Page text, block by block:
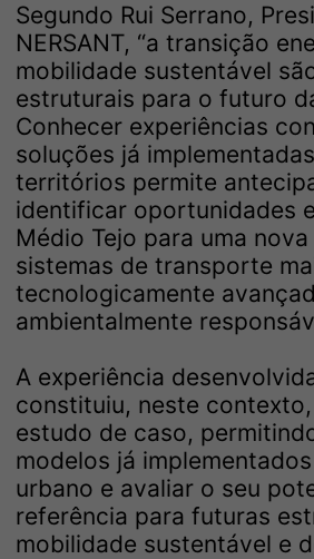
Segundo Rui Serrano,
NERSANT, “a transição
mobilidade sustentável
estruturais para o futuro
Conhecer experiências
soluções já
territórios permite
identificar oportunidades
Médio Tejo para uma
sistemas de transporte
tecnologicamente
ambientalmente
A experiência
constituiu, neste
estudo de caso,
modelos já
urbano e avaliar o seu
referência para futuras
mobilidade sustentável e